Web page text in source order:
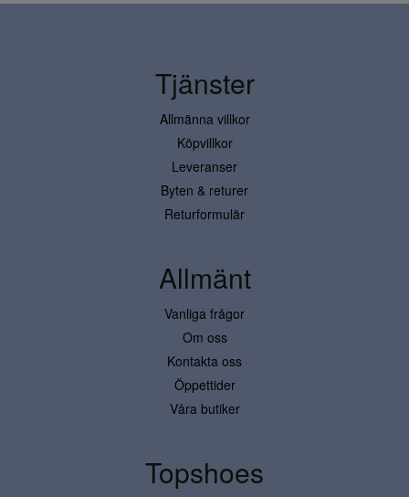
Tjänster
Allmänna villkor
Köpvillkor
Leveranser
Byten & returer
Returformulär
Allmänt
Vanliga frågor
Om oss
Kontakta oss
Öppettider
Våra butiker
Topshoes